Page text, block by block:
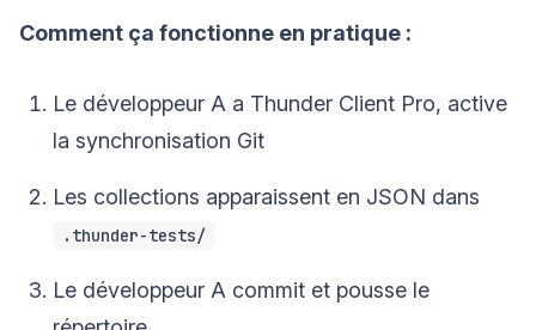
Comment ça fonctionne en pratique :
Le développeur A a Thunder Client Pro, active
la synchronisation Git
Les collections apparaissent en JSON dans
.thunder-tests/
Le développeur A commit et pousse le